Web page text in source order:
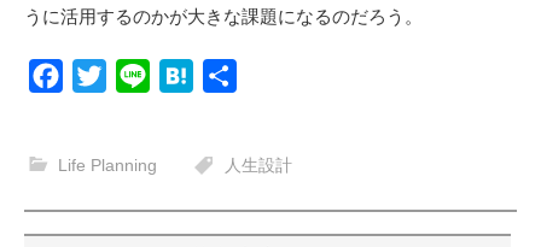
うに活用するのかが大きな課題になるのだろう。
e
b
t
t
e
e
n
Life Planning 人生設計